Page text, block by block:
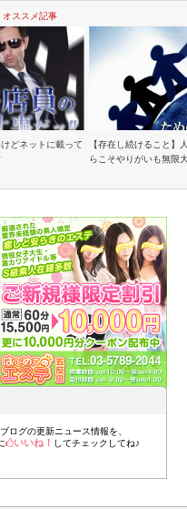
どネットに載って
【存在し続けること】
らこそやりがいも無限
オススメ記事
ログの更新ニュース情報を、
いいね！ してチェックしてね♪